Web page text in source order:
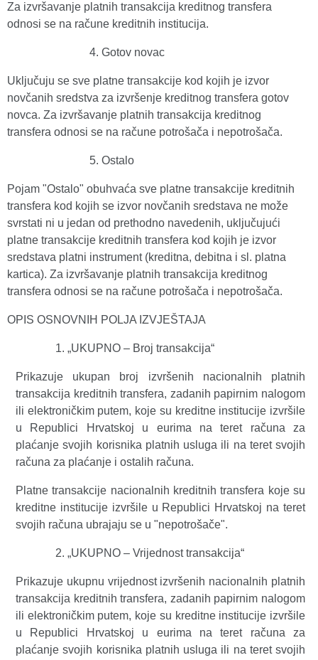
Za izvršavanje platnih transakcija kreditnog transfera
odnosi se na račune kreditnih institucija.
Gotov novac
Uključuju se sve platne transakcije kod kojih je izvor
novčanih sredstva za izvršenje kreditnog transfera gotov
novca. Za izvršavanje platnih transakcija kreditnog
transfera odnosi se na račune potrošača i nepotrošača.
Ostalo
Pojam "Ostalo" obuhvaća sve platne transakcije kreditnih
transfera kod kojih se izvor novčanih sredstava ne može
svrstati ni u jedan od prethodno navedenih, uključujući
platne transakcije kreditnih transfera kod kojih je izvor
sredstava platni instrument (kreditna, debitna i sl. platna
kartica). Za izvršavanje platnih transakcija kreditnog
transfera odnosi se na račune potrošača i nepotrošača.
OPIS OSNOVNIH POLJA IZVJEŠTAJA
„UKUPNO – Broj transakcija“
Prikazuje
ukupan broj izvršenih nacionalnih platnih
transakcija kreditnih transfera, zadanih papirnim nalogom
ili elektroničkim putem, koje su kreditne institucije izvršile
u Republici Hrvatskoj u eurima na teret računa za
plaćanje svojih korisnika platnih usluga ili na teret svojih
računa za plaćanje i ostalih računa.
Platne transakcije nacionalnih kreditnih transfera koje su
kreditne institucije izvršile u Republici Hrvatskoj na teret
svojih računa ubrajaju se u "nepotrošače".
„UKUPNO – Vrijednost transakcija“
Prikazuje ukupnu vrijednost izvršenih nacionalnih platnih
transakcija kreditnih transfera, zadanih papirnim nalogom
ili elektroničkim putem, koje su kreditne institucije izvršile
u Republici Hrvatskoj u eurima na teret računa za
plaćanje svojih korisnika platnih usluga ili na teret svojih